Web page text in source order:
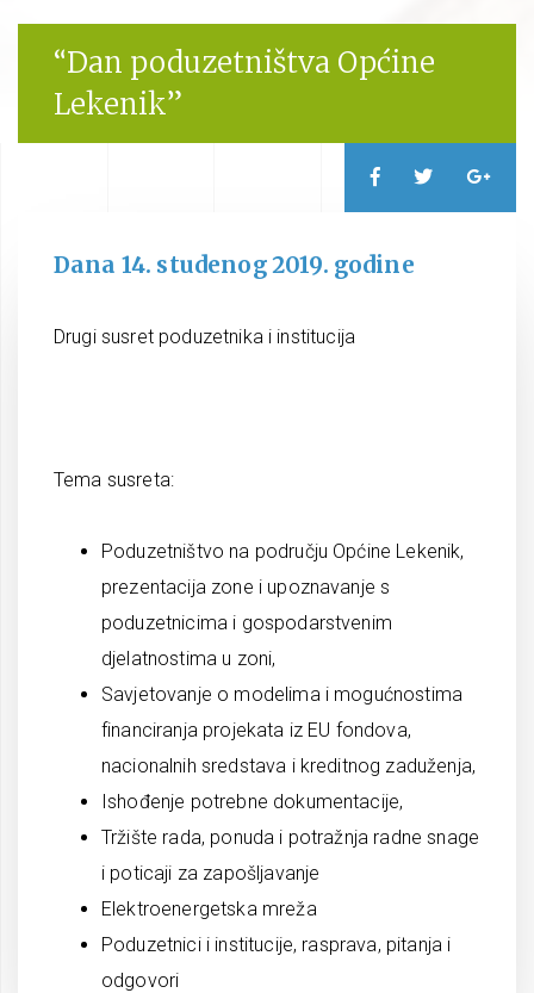
“Dan poduzetništva Općine
Lekenik”
Dana 14. studenog 2019. godine
Drugi susret poduzetnika i institucija
Tema susreta:
Poduzetništvo na području Općine Lekenik,
prezentacija zone i upoznavanje s
poduzetnicima i gospodarstvenim
djelatnostima u zoni,
Savjetovanje o modelima i mogućnostima
financiranja projekata iz EU fondova,
nacionalnih sredstava i kreditnog zaduženja,
Ishođenje potrebne dokumentacije,
Tržište rada, ponuda i potražnja radne snage
i poticaji za zapošljavanje
Elektroenergetska mreža
Poduzetnici i institucije, rasprava, pitanja i
odgovori